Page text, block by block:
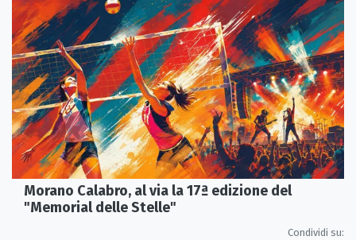
Morano Calabro, al via la 17ª edizione del
"Memorial delle Stelle"
Condividi su: